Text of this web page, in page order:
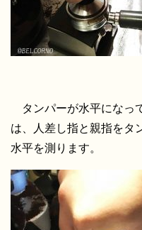
タンパーが水平になっ
は、人差し指と親指をタ
水平を測ります。